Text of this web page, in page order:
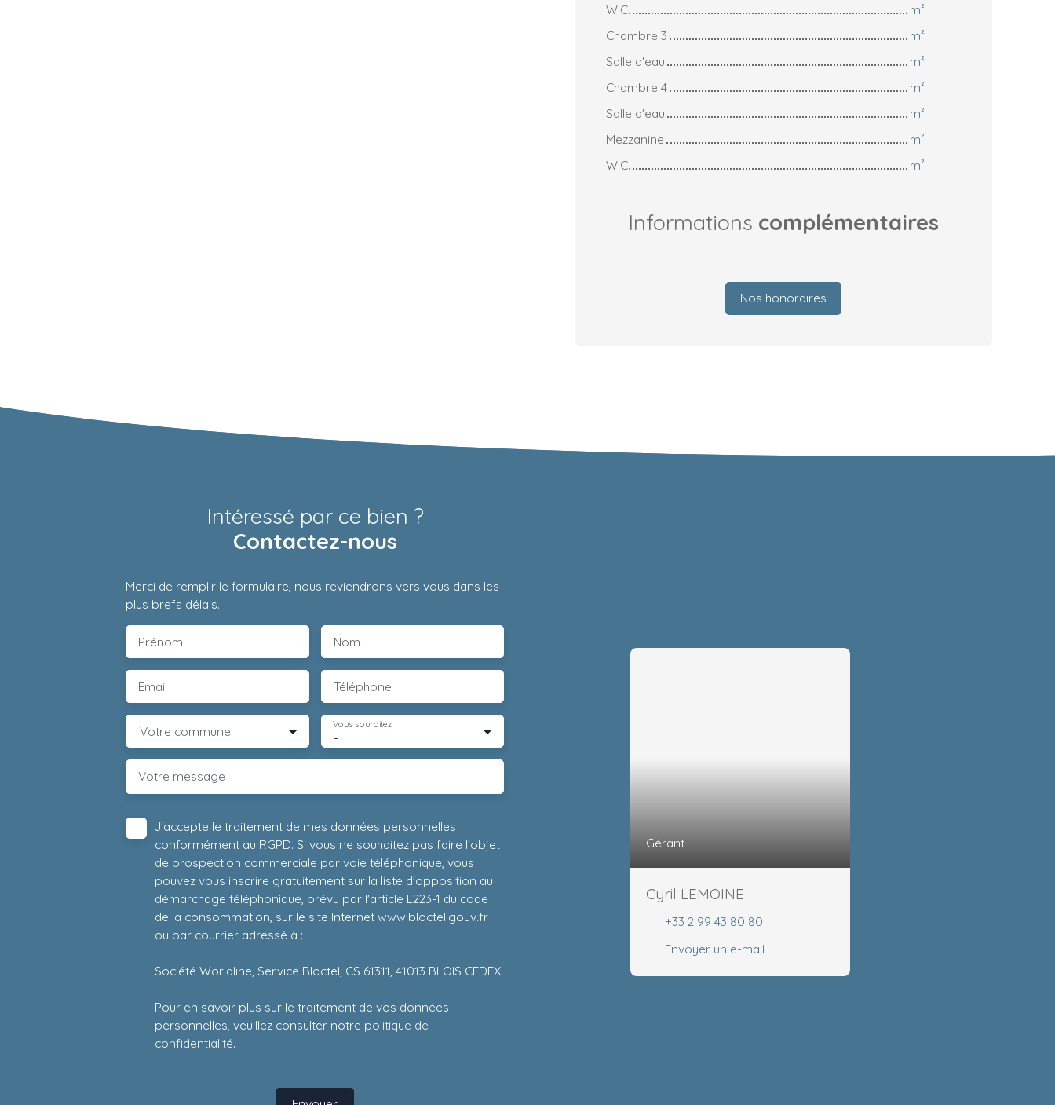
W.C.
m²
Chambre 3
m²
Salle d'eau
m²
Chambre 4
m²
Salle d'eau
m²
Mezzanine
m²
W.C.
m²
Informations complémentaires
Nos honoraires
Intéressé par ce bien ?
Contactez-nous
Merci de remplir le formulaire, nous reviendrons vers vous dans les
plus brefs délais.
Prénom Nom
Email Téléphone
Votre commune -
Vous souhaitez
Votre message
J'accepte le traitement de mes données personnelles
conformément au RGPD. Si vous ne souhaitez pas faire l'objet
de prospection commerciale par voie téléphonique, vous
pouvez vous inscrire gratuitement sur la liste d'opposition au
démarchage téléphonique, prévu par l'article L223-1 du code
de la consommation, sur le site Internet www.bloctel.gouv.fr
ou par courrier adressé à :
Société Worldline, Service Bloctel, CS 61311, 41013 BLOIS CEDEX.
Pour en savoir plus sur le traitement de vos données
personnelles, veuillez consulter notre politique de
confidentialité.
Gérant
Cyril LEMOINE
+33 2 99 43 80 80
Envoyer un e-mail